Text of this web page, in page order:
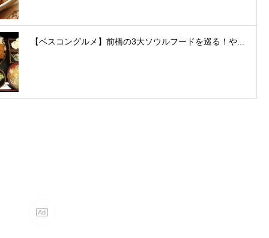
【ベスコングルメ】前橋の3大ソウルフードを巡る！や...